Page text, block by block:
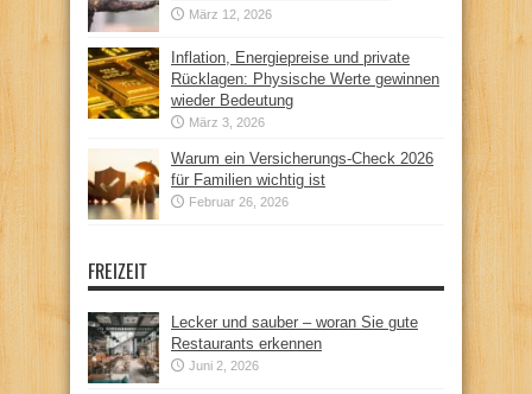
März 12, 2026
Inflation, Energiepreise und private
Rücklagen: Physische Werte gewinnen
wieder Bedeutung
März 3, 2026
Warum ein Versicherungs-Check 2026
für Familien wichtig ist
Februar 26, 2026
FREIZEIT
Lecker und sauber – woran Sie gute
Restaurants erkennen
Juni 2, 2026